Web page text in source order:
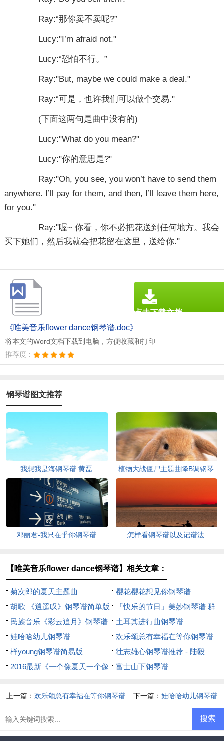
Ray:“那你卖不卖呢?”
Lucy:"I’m afraid not."
Lucy:“恐怕不行。”
Ray:"But, maybe we could make a deal."
Ray:“可是，也许我们可以做个交易."
(下面这两句是曲中没有的)
Lucy:"What do you mean?"
Lucy:"你的意思是?"
Ray:"Oh, you see, you won’t have to send them
anywhere. I’ll pay for them, and then, I’ll leave them here,
for you."
Ray:"喔~ 你看，你不必把花送到任何地方。我会
买下她们，然后我就会把花留在这里，送给你."
《唯美音乐flower dance钢琴谱.doc》
将本文的Word文档下载到电脑，方便收藏和打印
推荐度：
点击下载文档
钢琴谱图文推荐
我想我是海钢琴谱 黄磊
植物大战僵尸主题曲降B调钢琴
邓丽君-我只在乎你钢琴谱 怎样看钢琴谱以及记谱法
【唯美音乐flower dance钢琴谱】相关文章：
菊次郎的夏天主题曲
《summer》钢琴谱学习
樱花樱花想见你钢琴谱
胡歌 《逍遥叹》钢琴谱简单版
「快乐的节日」美妙钢琴谱 群
星演唱
民族音乐《彩云追月》钢琴谱
土耳其进行曲钢琴谱
娃哈哈幼儿钢琴谱
欢乐颂总有幸福在等你钢琴谱
样young钢琴谱简易版
壮志雄心钢琴谱推荐 - 陆毅
2016最新《一个像夏天一个像
富士山下钢琴谱
上一篇：欢乐颂总有幸福在等你钢琴谱 下一篇： 娃哈哈幼儿钢琴谱